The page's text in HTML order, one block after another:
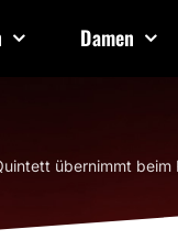
Damen
übernimmt beim